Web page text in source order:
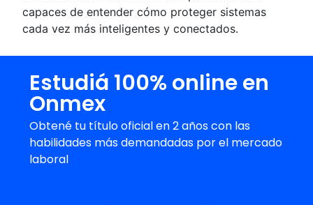
capaces de entender cómo proteger sistemas
cada vez más inteligentes y conectados.
Estudiá 100% online en
Onmex
Obtené tu título oficial en 2 años con las
habilidades más demandadas por el mercado
laboral